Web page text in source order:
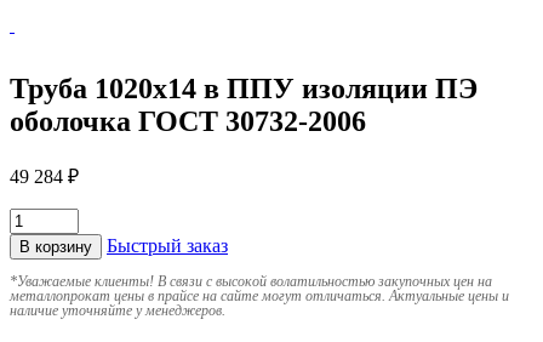
Труба 1020х14 в ППУ изоляции ПЭ
оболочка ГОСТ 30732-2006
49 284 ₽
В корзину Быстрый заказ
*Уважаемые клиенты! В связи с высокой волатильностью закупочных цен на
металлопрокат цены в прайсе на сайте могут отличаться. Актуальные цены и
наличие уточняйте у менеджеров.